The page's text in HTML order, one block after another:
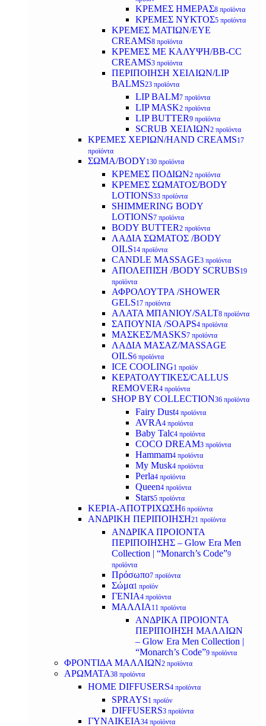
ΚΡΕΜΕΣ ΗΜΕΡΑΣ8 προϊόντα
ΚΡΕΜΕΣ ΝΥΚΤΟΣ5 προϊόντα
ΚΡΕΜΕΣ ΜΑΤΙΩΝ/EYE
CREAMS8 προϊόντα
ΚΡΕΜΕΣ ΜΕ ΚΑΛΥΨΗ/BB-CC
CREAMS3 προϊόντα
ΠΕΡΙΠΟΙΗΣΗ ΧΕΙΛΙΩΝ/LIP
BALMS23 προϊόντα
LIP BALM7 προϊόντα
LIP MASK2 προϊόντα
LIP BUTTER9 προϊόντα
SCRUB ΧΕΙΛΙΩΝ2 προϊόντα
ΚΡΕΜΕΣ ΧΕΡΙΩΝ/HAND CREAMS17
προϊόντα
ΣΩΜΑ/BODY130 προϊόντα
ΚΡΕΜΕΣ ΠΟΔΙΩΝ2 προϊόντα
ΚΡΕΜΕΣ ΣΩΜΑΤΟΣ/BODY
LOTIONS33 προϊόντα
SHIMMERING BODY
LOTIONS7 προϊόντα
BODY BUTTER2 προϊόντα
ΛΑΔΙΑ ΣΩΜΑΤΟΣ /BODY
OILS14 προϊόντα
CANDLE MASSAGE3 προϊόντα
ΑΠΟΛΕΠΙΣΗ /BODY SCRUBS19
προϊόντα
ΑΦΡΟΛΟΥΤΡΑ /SHOWER
GELS17 προϊόντα
ΑΛΑΤΑ ΜΠΑΝΙΟΥ/SALT8 προϊόντα
ΣΑΠΟΥΝΙΑ /SOAPS4 προϊόντα
ΜΑΣΚΕΣ/MASKS7 προϊόντα
ΛΑΔΙΑ ΜΑΣΑΖ/MASSAGE
OILS6 προϊόντα
ICE COOLING1 προϊόν
ΚΕΡΑΤΟΛΥΤΙΚΕΣ/CALLUS
REMOVER4 προϊόντα
SHOP BY COLLECTION36 προϊόντα
Fairy Dust4 προϊόντα
AVRA4 προϊόντα
Baby Talc4 προϊόντα
COCO DREAM3 προϊόντα
Hammam4 προϊόντα
My Musk4 προϊόντα
Perla4 προϊόντα
Queen4 προϊόντα
Stars5 προϊόντα
ΚΕΡΙΑ-ΑΠΟΤΡΙΧΩΣΗ6 προϊόντα
ΑΝΔΡΙΚΗ ΠΕΡΙΠΟΙΗΣΗ21 προϊόντα
ΑΝΔΡΙΚΑ ΠΡΟΙΟΝΤΑ
ΠΕΡΙΠΟΙΗΣΗΣ – Glow Era Men
Collection | “Monarch’s Code”9
προϊόντα
Πρόσωπο7 προϊόντα
Σώμα1 προϊόν
ΓΕΝΙΑ4 προϊόντα
ΜΑΛΛΙΑ 11 προϊόντα
ΑΝΔΡΙΚΑ ΠΡΟΙΟΝΤΑ
ΠΕΡΙΠΟΙΗΣΗ ΜΑΛΛΙΩΝ
– Glow Era Men Collection |
“Monarch’s Code”9 προϊόντα
ΦΡΟΝΤΙΔΑ ΜΑΛΛΙΩΝ2 προϊόντα
ΑΡΩΜΑΤΑ38 προϊόντα
HOME DIFFUSERS4 προϊόντα
SPRAYS1 προϊόν
DIFFUSERS3 προϊόντα
ΓΥΝΑΙΚΕΙΑ34 προϊόντα